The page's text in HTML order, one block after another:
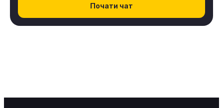
Склад & Товари 30
Мобільні додатки 32
Почати чат